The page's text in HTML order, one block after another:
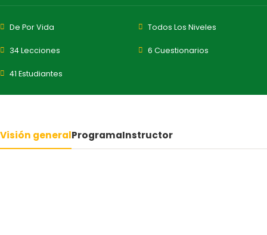
De Por Vida Todos Los Niveles
34 Lecciones 6 Cuestionarios
41 Estudiantes
Visión generalProgramaInstructor